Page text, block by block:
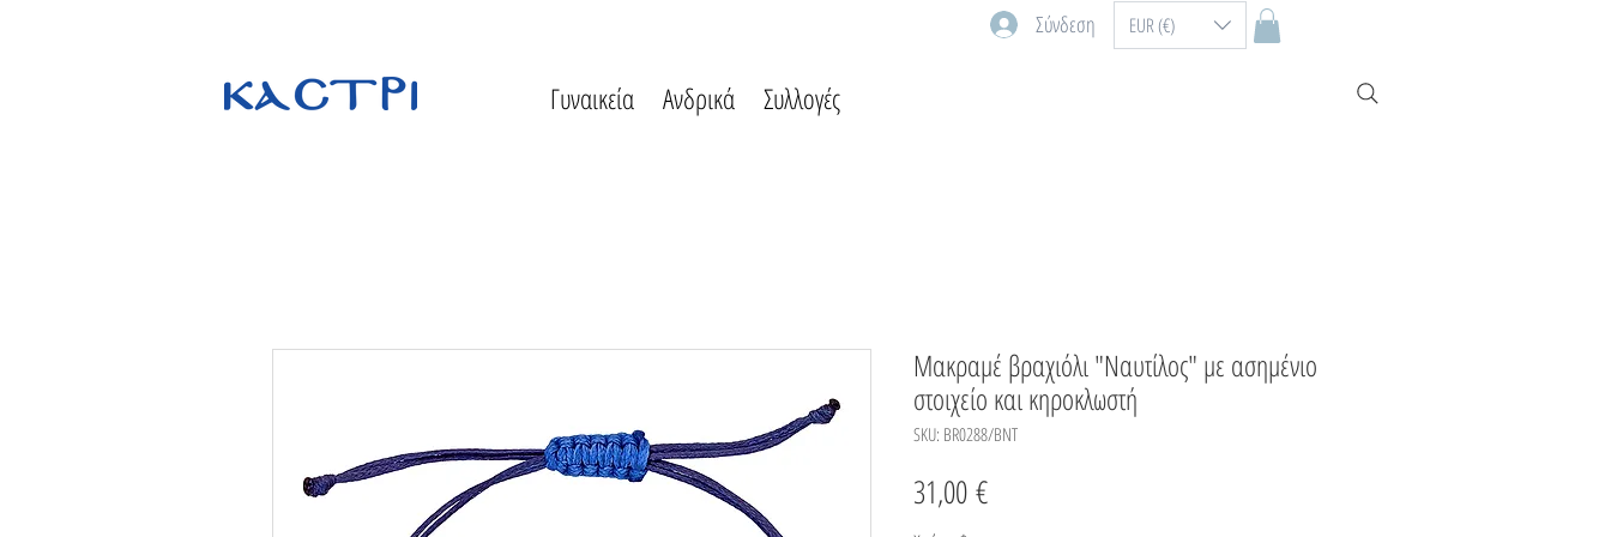
Σύνδεση EUR (€)
Γυναικεία Ανδρικά Συλλογές
Μακραμέ βραχιόλι "Ναυτίλος" με ασημένιο
στοιχείο και κηροκλωστή
SKU: BR0288/BNT
31,00 €Τιμή